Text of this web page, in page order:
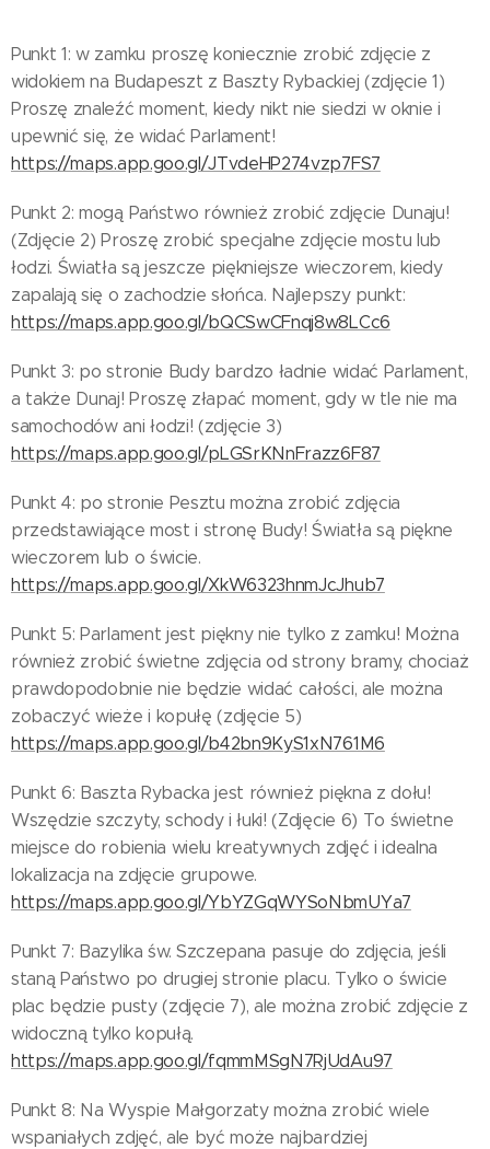
Punkt 1: w zamku proszę koniecznie zrobić zdjęcie z
widokiem na Budapeszt z Baszty Rybackiej (zdjęcie 1)
Proszę znaleźć moment, kiedy nikt nie siedzi w oknie i
upewnić się, że widać Parlament!
https://maps.app.goo.gl/JTvdeHP274vzp7FS7
Punkt 2: mogą Państwo również zrobić zdjęcie Dunaju!
(Zdjęcie 2) Proszę zrobić specjalne zdjęcie mostu lub
łodzi. Światła są jeszcze piękniejsze wieczorem, kiedy
zapalają się o zachodzie słońca. Najlepszy punkt:
https://maps.app.goo.gl/bQCSwCFnqj8w8LCc6
Punkt 3: po stronie Budy bardzo ładnie widać Parlament,
a także Dunaj! Proszę złapać moment, gdy w tle nie ma
samochodów ani łodzi! (zdjęcie 3)
https://maps.app.goo.gl/pLGSrKNnFrazz6F87
Punkt 4: po stronie Pesztu można zrobić zdjęcia
przedstawiające most i stronę Budy! Światła są piękne
wieczorem lub o świcie.
https://maps.app.goo.gl/XkW6323hnmJcJhub7
Punkt 5: Parlament jest piękny nie tylko z zamku! Można
również zrobić świetne zdjęcia od strony bramy, chociaż
prawdopodobnie nie będzie widać całości, ale można
zobaczyć wieże i kopułę (zdjęcie 5)
https://maps.app.goo.gl/b42bn9KyS1xN761M6
Punkt 6: Baszta Rybacka jest również piękna z dołu!
Wszędzie szczyty, schody i łuki! (Zdjęcie 6) To świetne
miejsce do robienia wielu kreatywnych zdjęć i idealna
lokalizacja na zdjęcie grupowe.
https://maps.app.goo.gl/YbYZGqWYSoNbmUYa7
Punkt 7: Bazylika św. Szczepana pasuje do zdjęcia, jeśli
staną Państwo po drugiej stronie placu. Tylko o świcie
plac będzie pusty (zdjęcie 7), ale można zrobić zdjęcie z
widoczną tylko kopułą.
https://maps.app.goo.gl/fqmmMSgN7RjUdAu97
Punkt 8: Na Wyspie Małgorzaty można zrobić wiele
wspaniałych zdjęć, ale być może najbardziej